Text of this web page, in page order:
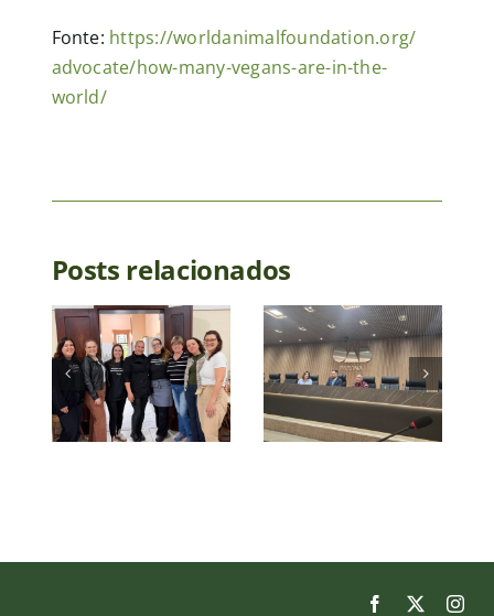
Fonte: https://worldanimalfoundation.org/
advocate/how-many-vegans-are-in-the-
world/
Posts relacionados
SVB
participa
do
Simpósio
Paranaense
de Direito
realiza
nutricional
no Laguna
SAF e